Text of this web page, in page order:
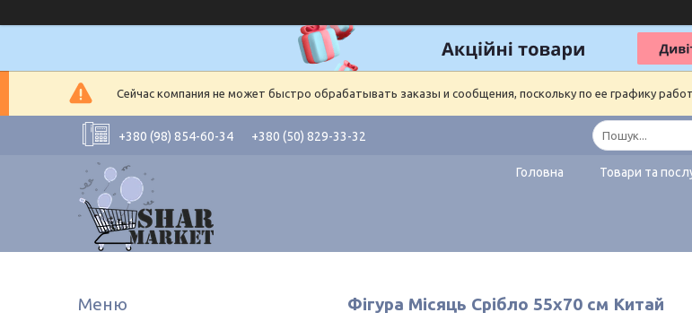
Сейчас компания не может быстро обрабатывать заказы и сообщения, поскольку по ее графику
+380 (98) 854-60-34 +380 (50) 829-33-32
Головна Товари та
Фігура Місяць Срібло 55х70 см Китай